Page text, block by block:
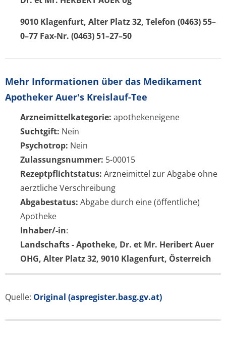
9010 Klagenfurt, Alter Platz 32, Telefon (0463) 55–
0–77 Fax-Nr. (0463) 51–27–50
Mehr Informationen über das Medikament
Apotheker Auer's Kreislauf-Tee
Arzneimittelkategorie: apothekeneigene
Suchtgift: Nein
Psychotrop: Nein
Zulassungsnummer: 5-00015
Rezeptpflichtstatus: Arzneimittel zur Abgabe ohne
aerztliche Verschreibung
Abgabestatus: Abgabe durch eine (öffentliche)
Apotheke
Inhaber/-in:
Landschafts - Apotheke, Dr. et Mr. Heribert Auer
OHG, Alter Platz 32, 9010 Klagenfurt, Österreich
Quelle: Original (aspregister.basg.gv.at)